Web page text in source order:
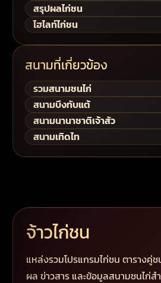
สรุปผลไก่ชน
ไฮไลท์ไก่ชน
สนามที่เกี่ยวข้อง
รวมสนามชนไก่
สนามบึงทับแต้
สนามนานาชาติเจ้าสัว
สนามเทิดไท
จ้าวไก่ชน
แหล่งรวมโปรแกรมไก่ชน ตารางคู่
ผล ข่าวสาร และข้อมูลสนามชนไก่